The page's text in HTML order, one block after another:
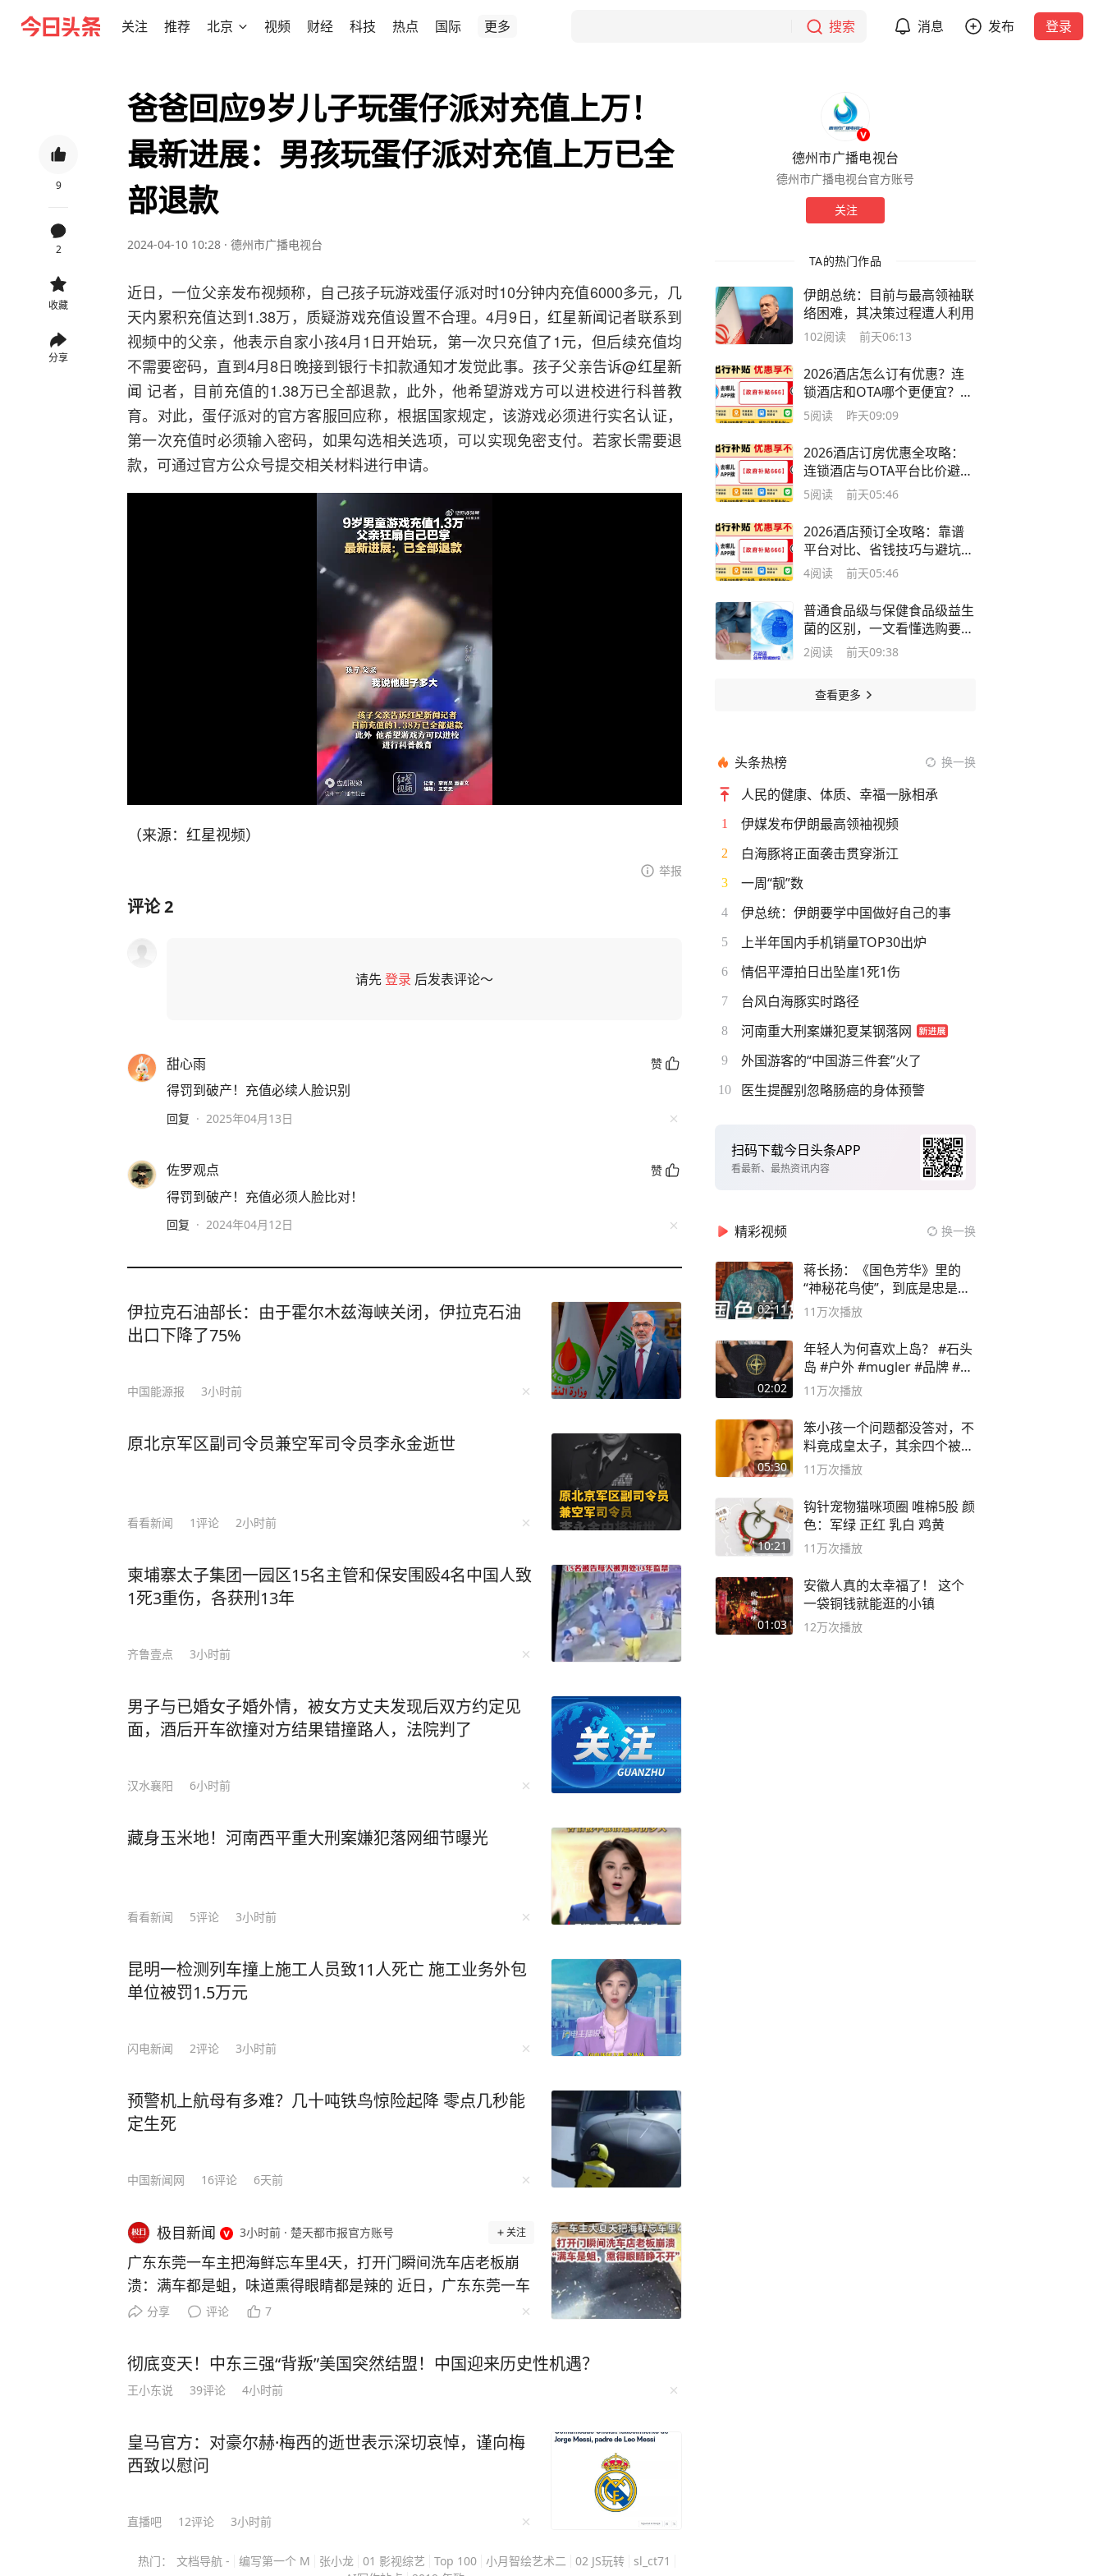
关注 推荐 北京 视频 财经 科技 热点 国际 更多 搜索 消息 发布 登录
9
2
收藏
分享
爸爸回应9岁儿子玩蛋仔派对充值上万！
最新进展：男孩玩蛋仔派对充值上万已全
部退款
2024-04-10 10:28 · 德州市广播电视台
近日，一位父亲发布视频称，自己孩子玩游戏蛋仔派对时10分钟内充值6000多元，几
天内累积充值达到1.38万，质疑游戏充值设置不合理。4月9日， 红星新闻记者联系到
视频中的父亲，他表示自家小孩4月1日开始玩，第一次只充值了1元，但后续充值均
不需要密码，直到4月8日晚接到银行卡扣款通知才发觉此事。孩子父亲告诉@红星新
闻 记者，目前充值的1.38万已全部退款，此外，他希望游戏方可以进校进行科普教
育。对此，蛋仔派对的官方客服回应称，根据国家规定，该游戏必须进行实名认证，
第一次充值时必须输入密码，如果勾选相关选项，可以实现免密支付。若家长需要退
款，可通过官方公众号提交相关材料进行申请。
（来源：红星视频）
举报
评论2
请先登录 后发表评论～
甜心雨 赞
得罚到破产！充值必续人脸识别
回复 · 2025年04月13日
佐罗观点 赞
得罚到破产！充值必须人脸比对！
回复 · 2024年04月12日
伊拉克石油部长：由于霍尔木兹海峡关闭，伊拉克石油
出口下降了75%
中国能源报 3小时前
原北京军区副司令员兼空军司令员李永金逝世
看看新闻 1评论 2小时前
柬埔寨太子集团一园区15名主管和保安围殴4名中国人致
1死3重伤，各获刑13年
齐鲁壹点 3小时前
男子与已婚女子婚外情，被女方丈夫发现后双方约定见
面，酒后开车欲撞对方结果错撞路人，法院判了
汉水襄阳 6小时前
藏身玉米地！河南西平重大刑案嫌犯落网细节曝光
看看新闻 5评论 3小时前
昆明一检测列车撞上施工人员致11人死亡 施工业务外包
单位被罚1.5万元
闪电新闻 2评论 3小时前
预警机上航母有多难？几十吨铁鸟惊险起降 零点几秒能
定生死
中国新闻网 16评论 6天前
极目新闻 3小时前 · 楚天都市报官方账号 关注
广东东莞一车主把海鲜忘车里4天，打开门瞬间洗车店老板崩
溃：满车都是蛆，味道熏得眼睛都是辣的 近日，广东东莞一车
主大夏天把海鲜忘车里4天，打开门瞬间洗车店老板崩溃。汽车
备箱拿回家了，还有一箱放后排忘拿，结果在车里放了4天后腐
烂生了蛆，爬得满车都是。地毯上的湿水味道非常上头，熏得
眼睛都是辣的。提醒各位车主购买东西尤其食品类的，一定要
） 更多精彩资讯请在应用市场下载“极目新闻”客户端，未经授
权请勿转载，欢迎提供新闻线索，一经采纳即付报酬。24小时
分享 评论 7
彻底变天！中东三强“背叛”美国突然结盟！中国迎来历史性机遇？
王小东说 39评论 4小时前
皇马官方：对豪尔赫·梅西的逝世表示深切哀悼，谨向梅
西致以慰问
直播吧 12评论 3小时前
热门： 文档导航 - 编写第一个 M 张小龙 01 影视综艺 Top 100 小月智绘艺术二 02 JS玩转
sl_ct71
德州市广播电视台
德州市广播电视台官方账号
关注
TA的热门作品
伊朗总统：目前与最高领袖联
络困难，其决策过程遭人利用
102阅读 前天06:13
2026酒店怎么订有优惠？连
锁酒店和OTA哪个更便宜？订
酒店省钱技巧：平台、会员、
5阅读 昨天09:09
2026酒店订房优惠全攻略：
连锁酒店与OTA平台比价避坑
省钱实测
5阅读 前天05:46
2026酒店预订全攻略：靠谱
平台对比、省钱技巧与避坑指
南，实测教你如何低价预订
4阅读 前天05:46
普通食品级与保健食品级益生
菌的区别，一文看懂选购要点
指南
2阅读 前天09:38
查看更多
头条热榜 换一换
人民的健康、体质、幸福一脉相承
1 伊媒发布伊朗最高领袖视频
2 白海豚将正面袭击贯穿浙江
3 一周“靓”数
4 伊总统：伊朗要学中国做好自己的事
5 上半年国内手机销量TOP30出炉
6 情侣平潭拍日出坠崖1死1伤
7 台风白海豚实时路径
8 河南重大刑案嫌犯夏某钢落网
9 外国游客的“中国游三件套”火了
10 医生提醒别忽略肠癌的身体预警
扫码下载今日头条APP
看最新、最热资讯内容
精彩视频 换一换
02:11
蒋长扬：《国色芳华》里的
“神秘花鸟使”，到底是忠是
奸？
11万次播放
02:02
年轻人为何喜欢上岛？ #石头
岛 #户外 #mugler #品牌 #足
球流氓
11万次播放
05:30
笨小孩一个问题都没答对，不
料竟成皇太子，其余四个被处
死
11万次播放
10:21
钩针宠物猫咪项圈 唯棉5股 颜
色：军绿 正红 乳白 鸡黄
11万次播放
01:03
安徽人真的太幸福了！ 这个
一袋铜钱就能逛的小镇
12万次播放